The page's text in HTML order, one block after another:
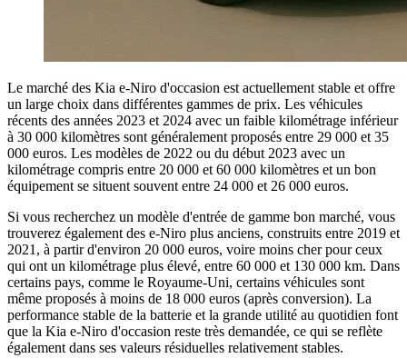
Le marché des Kia e-Niro d'occasion est actuellement stable et offre
un large choix dans différentes gammes de prix. Les véhicules
récents des années 2023 et 2024 avec un faible kilométrage inférieur
à 30 000 kilomètres sont généralement proposés entre 29 000 et 35
000 euros. Les modèles de 2022 ou du début 2023 avec un
kilométrage compris entre 20 000 et 60 000 kilomètres et un bon
équipement se situent souvent entre 24 000 et 26 000 euros.
Si vous recherchez un modèle d'entrée de gamme bon marché, vous
trouverez également des e-Niro plus anciens, construits entre 2019 et
2021, à partir d'environ 20 000 euros, voire moins cher pour ceux
qui ont un kilométrage plus élevé, entre 60 000 et 130 000 km. Dans
certains pays, comme le Royaume-Uni, certains véhicules sont
même proposés à moins de 18 000 euros (après conversion). La
performance stable de la batterie et la grande utilité au quotidien font
que la Kia e-Niro d'occasion reste très demandée, ce qui se reflète
également dans ses valeurs résiduelles relativement stables.